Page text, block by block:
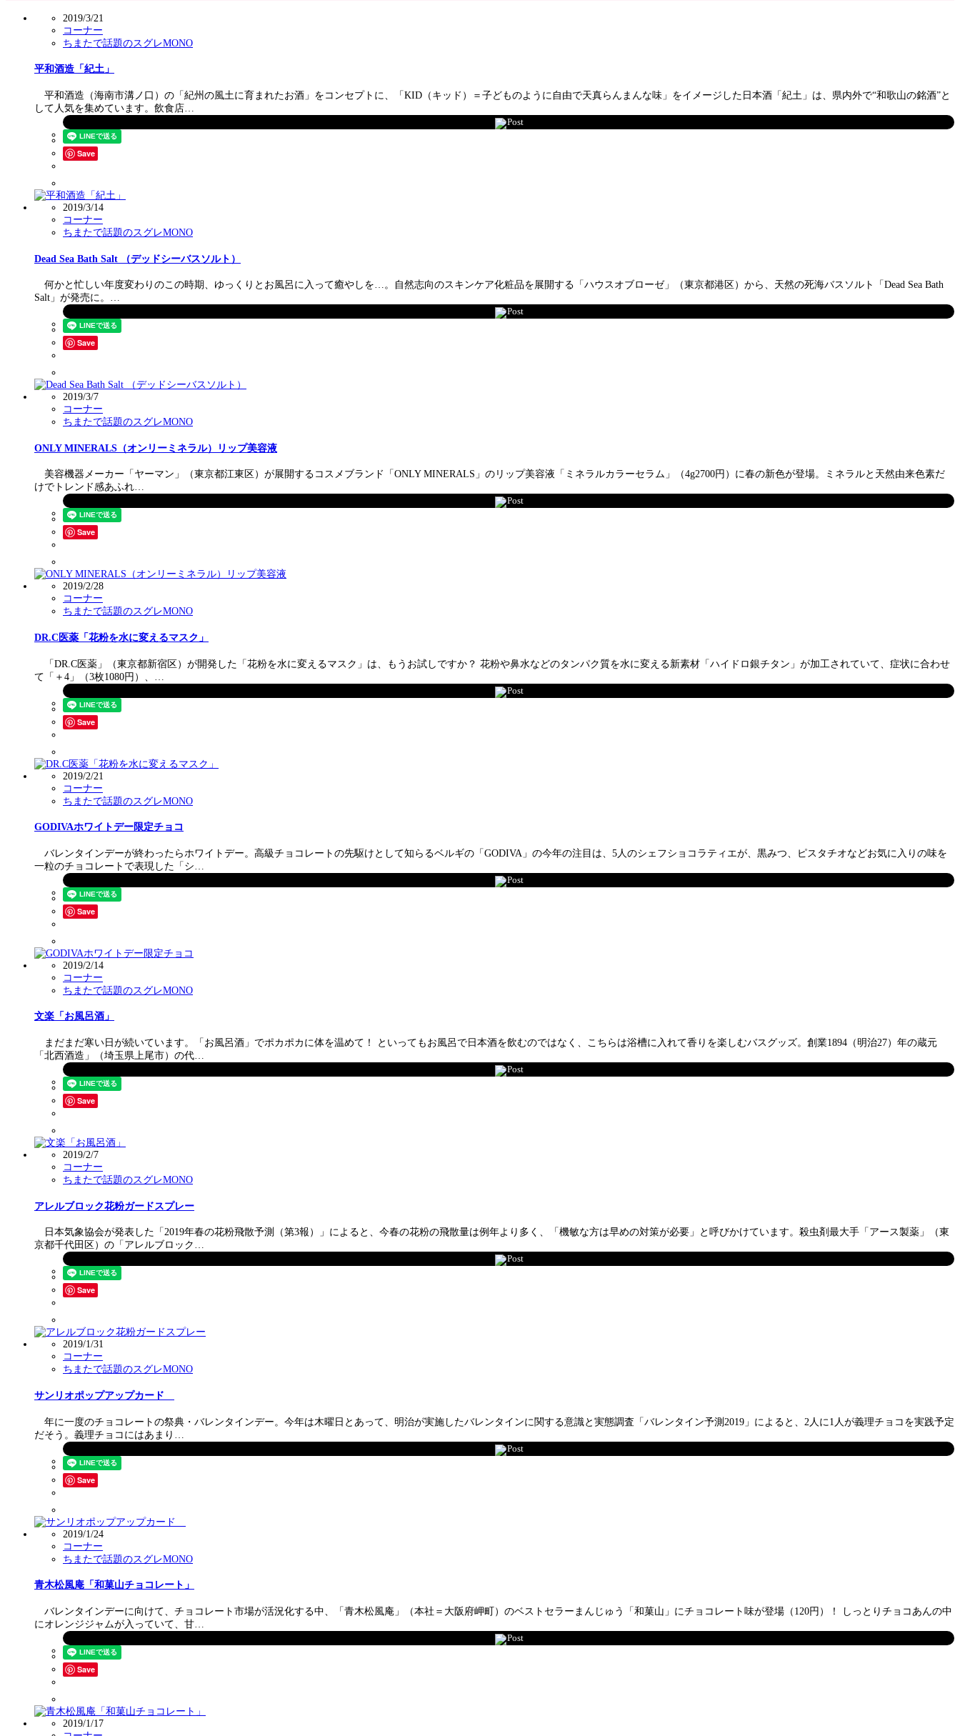
2019/3/21
コーナー
ちまたで話題のスグレMONO
平和酒造「紀土」
平和酒造（海南市溝ノ口）の「紀州の風土に育まれたお酒」をコンセプトに、「KID（キッド）＝子どものように自由で天真らんまんな味」をイメージした日本酒「紀土」は、県内外で“和歌山の銘酒”と
して人気を集めています。飲食店…
Post
Save
2019/3/14
コーナー
ちまたで話題のスグレMONO
Dead Sea Bath Salt （デッドシーバスソルト）
何かと忙しい年度変わりのこの時期、ゆっくりとお風呂に入って癒やしを…。自然志向のスキンケア化粧品を展開する「ハウスオブローゼ」（東京都港区）から、天然の死海バスソルト「Dead Sea Bath
Salt」が発売に。…
Post
Save
2019/3/7
コーナー
ちまたで話題のスグレMONO
ONLY MINERALS（オンリーミネラル）リップ美容液
美容機器メーカー「ヤーマン」（東京都江東区）が展開するコスメブランド「ONLY MINERALS」のリップ美容液「ミネラルカラーセラム」（4g2700円）に春の新色が登場。ミネラルと天然由来色素だ
けでトレンド感あふれ…
Post
Save
2019/2/28
コーナー
ちまたで話題のスグレMONO
DR.C医薬「花粉を水に変えるマスク」
「DR.C医薬」（東京都新宿区）が開発した「花粉を水に変えるマスク」は、もうお試しですか？ 花粉や鼻水などのタンパク質を水に変える新素材「ハイドロ銀チタン」が加工されていて、症状に合わせ
て「＋4」（3枚1080円）、…
Post
Save
2019/2/21
コーナー
ちまたで話題のスグレMONO
GODIVAホワイトデー限定チョコ
バレンタインデーが終わったらホワイトデー。高級チョコレートの先駆けとして知らるベルギの「GODIVA」の今年の注目は、5人のシェフショコラティエが、黒みつ、ピスタチオなどお気に入りの味を
一粒のチョコレートで表現した「シ…
Post
Save
2019/2/14
コーナー
ちまたで話題のスグレMONO
文楽「お風呂酒」
まだまだ寒い日が続いています。「お風呂酒」でポカポカに体を温めて！ といってもお風呂で日本酒を飲むのではなく、こちらは浴槽に入れて香りを楽しむバスグッズ。創業1894（明治27）年の蔵元
「北西酒造」（埼玉県上尾市）の代…
Post
Save
2019/2/7
コーナー
ちまたで話題のスグレMONO
アレルブロック花粉ガードスプレー
日本気象協会が発表した「2019年春の花粉飛散予測（第3報）」によると、今春の花粉の飛散量は例年より多く、「機敏な方は早めの対策が必要」と呼びかけています。殺虫剤最大手「アース製薬」（東
京都千代田区）の「アレルブロック…
Post
Save
2019/1/31
コーナー
ちまたで話題のスグレMONO
サンリオポップアップカード
年に一度のチョコレートの祭典・バレンタインデー。今年は木曜日とあって、明治が実施したバレンタインに関する意識と実態調査「バレンタイン予測2019」によると、2人に1人が義理チョコを実践予定
だそう。義理チョコにはあまり…
Post
Save
2019/1/24
コーナー
ちまたで話題のスグレMONO
青木松風庵「和菓山チョコレート」
バレンタインデーに向けて、チョコレート市場が活況化する中、「青木松風庵」（本社＝大阪府岬町）のベストセラーまんじゅう「和菓山」にチョコレート味が登場（120円）！ しっとりチョコあんの中
にオレンジジャムが入っていて、甘…
Post
Save
2019/1/17